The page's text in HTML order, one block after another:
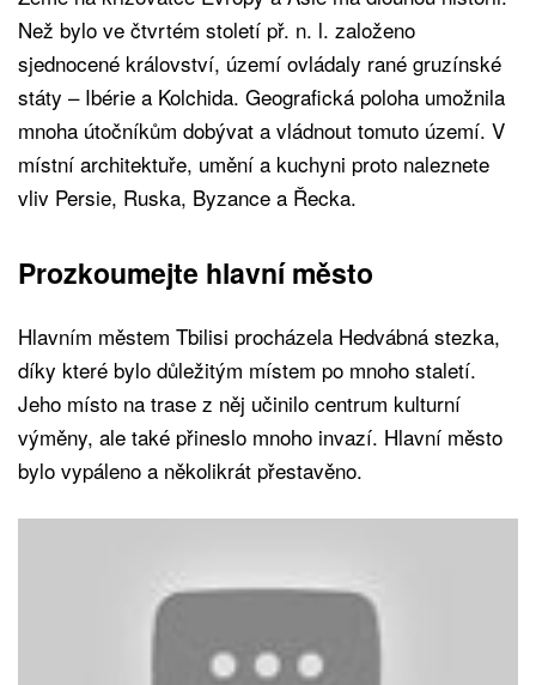
Než bylo ve čtvrtém století př. n. l. založeno
sjednocené království, území ovládaly rané gruzínské
státy – Ibérie a Kolchida. Geografická poloha umožnila
mnoha útočníkům dobývat a vládnout tomuto území. V
místní architektuře, umění a kuchyni proto naleznete
vliv Persie, Ruska, Byzance a Řecka.
Prozkoumejte hlavní město
Hlavním městem Tbilisi procházela Hedvábná stezka,
díky které bylo důležitým místem po mnoho staletí.
Jeho místo na trase z něj učinilo centrum kulturní
výměny, ale také přineslo mnoho invazí. Hlavní město
bylo vypáleno a několikrát přestavěno.